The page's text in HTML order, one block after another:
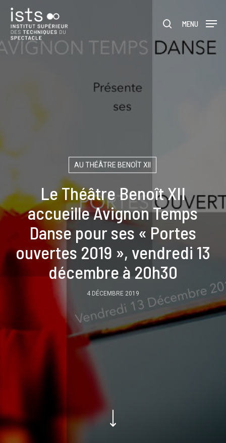
main
content
rechercher
MENU
AU THÉÂTRE BENOÎT XII
Le Théâtre Benoît XII
accueille Avignon Temps
Danse pour ses « Portes
ouvertes 2019 », vendredi 13
décembre à 20h30
4 DÉCEMBRE 2019